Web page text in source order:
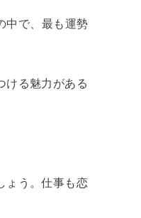
中で、最も運勢
ける魅力がある
ょう。仕事も恋